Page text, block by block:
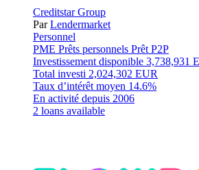
Creditstar Group
ParLendermarket
Personnel
PME Prêts personnels Prêt P2P
Investissement disponible 3,738,931
Total investi 2,024,302 EUR
Taux d’intérêt moyen 14.6%
En activité depuis 2006
2 loans available